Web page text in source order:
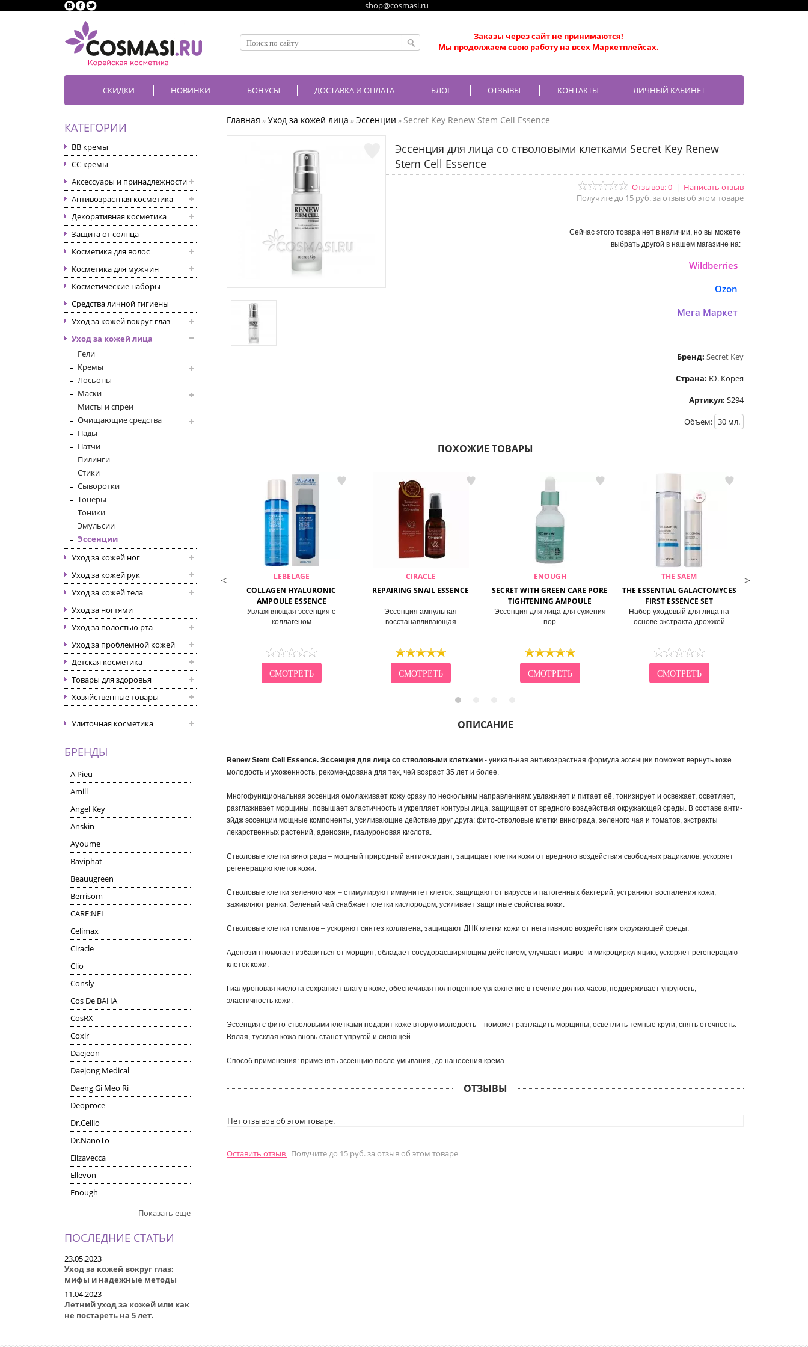
shop@cosmasi.ru
Заказы через сайт не принимаются!
Мы продолжаем свою работу на всех Маркетплейсах.
СКИДКИ НОВИНКИ БОНУСЫ ДОСТАВКА И ОПЛАТА БЛОГ ОТЗЫВЫ КОНТАКТЫ ЛИЧНЫЙ КАБИНЕТ
КАТЕГОРИИ
BB кремы
CC кремы
Аксессуары и принадлежности
Антивозрастная косметика
Декоративная косметика
Защита от солнца
Косметика для волос
Косметика для мужчин
Косметические наборы
Средства личной гигиены
Уход за кожей вокруг глаз
Уход за кожей лица
Гели
Кремы
Лосьоны
Маски
Мисты и спреи
Очищающие средства
Пады
Патчи
Пилинги
Стики
Сыворотки
Тонеры
Тоники
Эмульсии
Эссенции
Уход за кожей ног
Уход за кожей рук
Уход за кожей тела
Уход за ногтями
Уход за полостью рта
Уход за проблемной кожей
Детская косметика
Товары для здоровья
Хозяйственные товары
Улиточная косметика
БРЕНДЫ
A'Pieu
Amill
Angel Key
Anskin
Ayoume
Baviphat
Beauugreen
Berrisom
CARE:NEL
Celimax
Ciracle
Clio
Consly
Cos De BAHA
CosRX
Coxir
Daejeon
Daejong Medical
Daeng Gi Meo Ri
Deoproce
Dr.Cellio
Dr.NanoTo
Elizavecca
Ellevon
Enough
Показать еще
ПОСЛЕДНИЕ СТАТЬИ
23.05.2023
Уход за кожей вокруг глаз:
мифы и надежные методы
11.04.2023
Летний уход за кожей или как
не постареть на 5 лет.
Главная »Уход за кожей лица »Эссенции » Secret Key Renew Stem Cell Essence
Эссенция для лица со стволовыми клетками Secret Key Renew
Stem Cell Essence
Отзывов: 0 | Написать отзыв
Получите до 15 руб. за отзыв об этом товаре
Сейчас этого товара нет в наличии, но вы можете
выбрать другой в нашем магазине на:
Wildberries
Ozon
Мега Маркет
Бренд: Secret Key
Страна: Ю. Корея
Артикул: S294
Объем: 30 мл.
ПОХОЖИЕ ТОВАРЫ
ECO HARAKEKE DEEP
ESSENCE
увлажняющая
THE HISTORY OF WHOO
GONGJINHYANG IN YANG 3-
PIECE SET
Набор уходовой косметики
СМОТРЕТЬ
LEBELAGE
COLLAGEN HYALURONIC
AMPOULE ESSENCE
Увлажняющая эссенция с
коллагеном
СМОТРЕТЬ
CIRACLE
REPAIRING SNAIL ESSENCE
Эссенция ампульная
восстанавливающая
СМОТРЕТЬ
ENOUGH
SECRET WITH GREEN CARE PORE
TIGHTENING AMPOULE
Эссенция для лица для сужения
пор
СМОТРЕТЬ
THE SAEM
THE ESSENTIAL GALACTOMYCES
FIRST ESSENCE SET
Набор уходовый для лица на
основе экстракта дрожжей
СМОТРЕТЬ
ОПИСАНИЕ
Renew Stem Cell Essence. Эссенция для лица со стволовыми клетками - уникальная антивозрастная формула эссенции поможет вернуть коже
молодость и ухоженность, рекомендована для тех, чей возраст 35 лет и более.
Многофункциональная эссенция омолаживает кожу сразу по нескольким направлениям: увлажняет и питает её, тонизирует и освежает, осветляет,
разглаживает морщины, повышает эластичность и укрепляет контуры лица, защищает от вредного воздействия окружающей среды. В составе анти-
эйдж эссенции мощные компоненты, усиливающие действие друг друга: фито-стволовые клетки винограда, зеленого чая и томатов, экстракты
лекарственных растений, аденозин, гиалуроновая кислота.
Стволовые клетки винограда – мощный природный антиоксидант, защищает клетки кожи от вредного воздействия свободных радикалов, ускоряет
регенерацию клеток кожи.
Стволовые клетки зеленого чая – стимулируют иммунитет клеток, защищают от вирусов и патогенных бактерий, устраняют воспаления кожи,
заживляют ранки. Зеленый чай снабжает клетки кислородом, усиливает защитные свойства кожи.
Стволовые клетки томатов – ускоряют синтез коллагена, защищают ДНК клетки кожи от негативного воздействия окружающей среды.
Аденозин помогает избавиться от морщин, обладает сосудорасширяющим действием, улучшает макро- и микроциркуляцию, ускоряет регенерацию
клеток кожи.
Гиалуроновая кислота сохраняет влагу в коже, обеспечивая полноценное увлажнение в течение долгих часов, поддерживает упругость,
эластичность кожи.
Эссенция с фито-стволовыми клетками подарит коже вторую молодость – поможет разгладить морщины, осветлить темные круги, снять отечность.
Вялая, тусклая кожа вновь станет упругой и сияющей.
Способ применения: применять эссенцию после умывания, до нанесения крема.
ОТЗЫВЫ
Нет отзывов об этом товаре.
Оставить отзыв Получите до 15 руб. за отзыв об этом товаре